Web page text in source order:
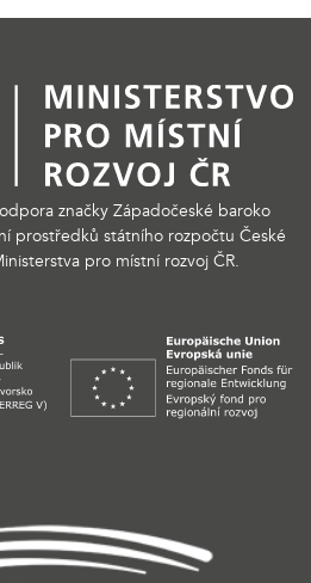
značky Západočeské baroko
prostředků státního rozpočtu České
pro místní rozvoj ČR.